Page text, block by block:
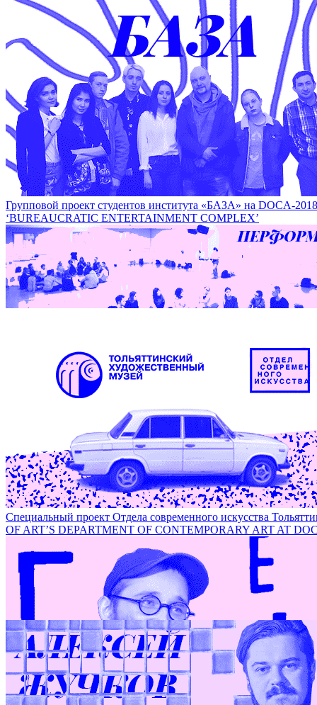
В рамках фестиваля DOCA пройдет специальный Fab lab
SPECIAL FAB LAB
Групповой проект студентов института «БАЗА» на DOCA-
‘BUREAUCRATIC ENTERTAINMENT COMPLEX’
Лаборатория самозванства на фестивале DOCA-2018 /
Специальный проект Отдела современного искусства
OF ART’S DEPARTMENT OF CONTEMPORARY ART AT